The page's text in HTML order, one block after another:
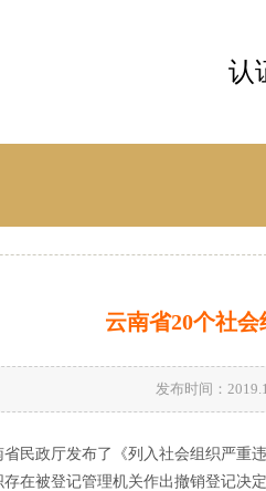
认
云南省20个社
发布时间：
政厅发布了《列入社会组织严重违
存在被登记管理机关作出撤销登记决